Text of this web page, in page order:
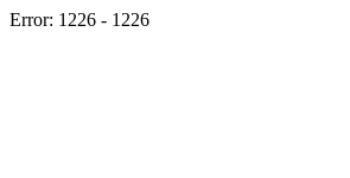
Error: 1226 - 1226